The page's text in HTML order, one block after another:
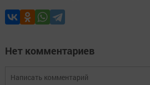
Нет комментариев